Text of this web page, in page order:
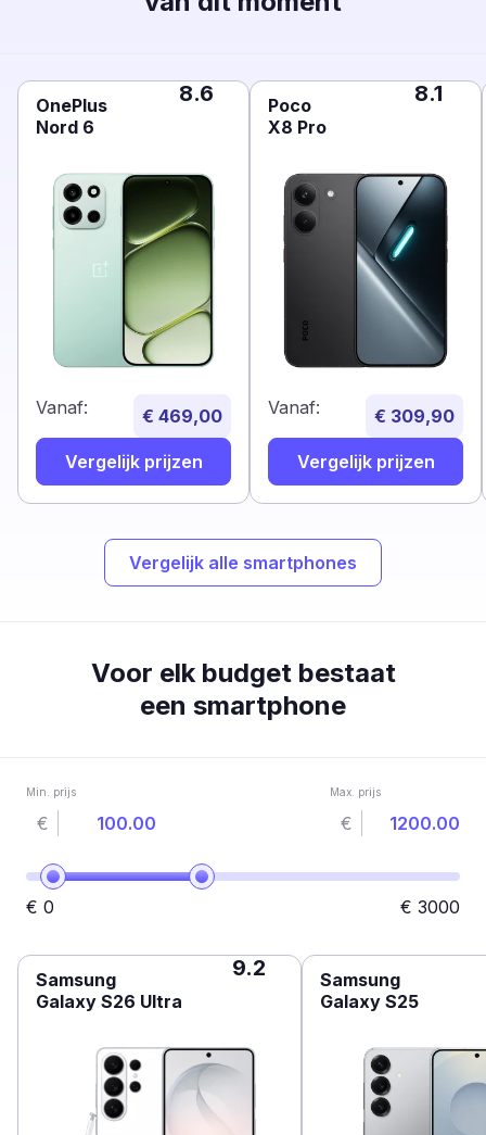
OnePlus
Nord 6
8.6
Vanaf: € 469,00
Vergelijk prijzen
Poco
X8 Pro
8.1
Vanaf: € 309,90
Vergelijk prijzen
Vergelijk alle smartphones
Voor elk budget bestaat
een smartphone
Min. prijs
€
Max. prijs
€
€ 0 € 3000
Samsung
Galaxy S26 Ultra
9.2
Samsung
Galaxy S25